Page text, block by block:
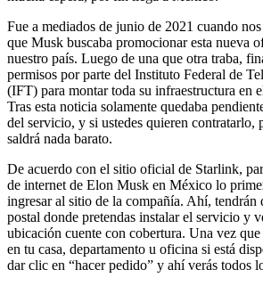
Fue a mediados de junio de 2021 cuando
que Musk buscaba promocionar esta nueva
nuestro país. Luego de una que otra traba,
permisos por parte del Instituto Federal de
(IFT) para montar toda su infraestructura en
Tras esta noticia solamente quedaba
del servicio, y si ustedes quieren contratarlo,
saldrá nada barato.
De acuerdo con el sitio oficial de Starlink,
de internet de Elon Musk en México lo
ingresar al sitio de la compañía. Ahí, tendrán
postal donde pretendas instalar el servicio y
ubicación cuente con cobertura. Una vez
en tu casa, departamento u oficina si está
dar clic en “hacer pedido” y ahí verás todos